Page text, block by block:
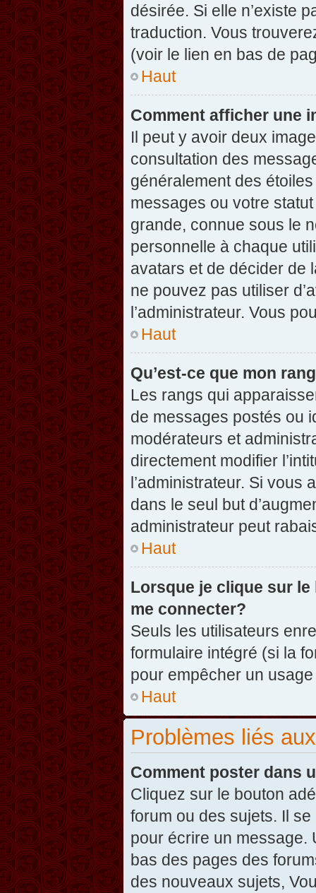
désirée. Si elle n’existe
traduction. Vous
(voir le lien en bas de
Haut
Comment afficher une
Il peut y avoir deux
consultation des
généralement des
messages ou votre
grande, connue sous le
personnelle à chaque
avatars et de décider de
ne pouvez pas utiliser
l’administrateur. Vous
Haut
Qu’est-ce que mon
Les rangs qui
de messages postés ou
modérateurs et
directement modifier
l’administrateur. Si vous
dans le seul but
administrateur peut
Haut
Lorsque je clique sur
me connecter?
Seuls les utilisateurs
formulaire intégré (si la
pour empêcher un
Haut
Problèmes liés
Comment poster dans
Cliquez sur le bouton
forum ou des sujets. Il
pour écrire un message.
bas des pages des
des nouveaux sujets,